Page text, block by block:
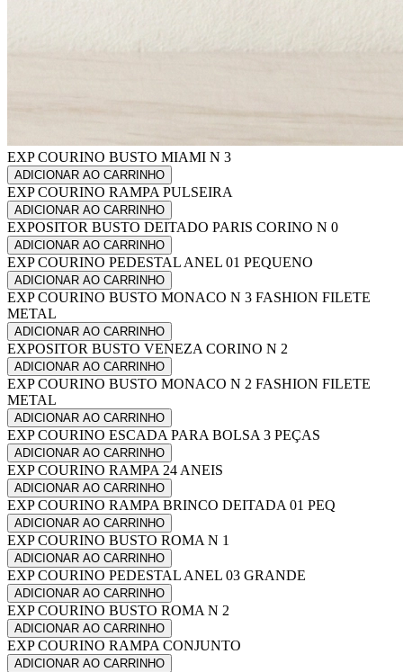
EXP COURINO BUSTO MIAMI N 3
ADICIONAR AO CARRINHO
EXP COURINO RAMPA PULSEIRA
ADICIONAR AO CARRINHO
EXPOSITOR BUSTO DEITADO PARIS CORINO N 0
ADICIONAR AO CARRINHO
EXP COURINO PEDESTAL ANEL 01 PEQUENO
ADICIONAR AO CARRINHO
EXP COURINO BUSTO MONACO N 3 FASHION FILETE
METAL
ADICIONAR AO CARRINHO
EXPOSITOR BUSTO VENEZA CORINO N 2
ADICIONAR AO CARRINHO
EXP COURINO BUSTO MONACO N 2 FASHION FILETE
METAL
ADICIONAR AO CARRINHO
EXP COURINO ESCADA PARA BOLSA 3 PEÇAS
ADICIONAR AO CARRINHO
EXP COURINO RAMPA 24 ANEIS
ADICIONAR AO CARRINHO
EXP COURINO RAMPA BRINCO DEITADA 01 PEQ
ADICIONAR AO CARRINHO
EXP COURINO BUSTO ROMA N 1
ADICIONAR AO CARRINHO
EXP COURINO PEDESTAL ANEL 03 GRANDE
ADICIONAR AO CARRINHO
EXP COURINO BUSTO ROMA N 2
ADICIONAR AO CARRINHO
EXP COURINO RAMPA CONJUNTO
ADICIONAR AO CARRINHO